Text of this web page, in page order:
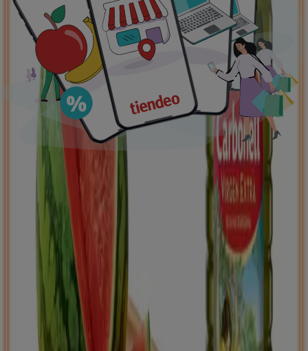
supermercadosjardín y bricolaje Freidora de airepatinete
eléctrico
viajesaceite de olivacomida
asiática
aguacates bomba de agua
Tiendeo en tu ciudad
Barcelona Valencia
Zaragoza
Málaga
Palma de Mallorca Alicante
Murcia
Las Palmas de Gran Canaria
Córdoba Valladolid
Vigo
Granada
Ver más ciudades
Descargar la APP
Tiendeo international